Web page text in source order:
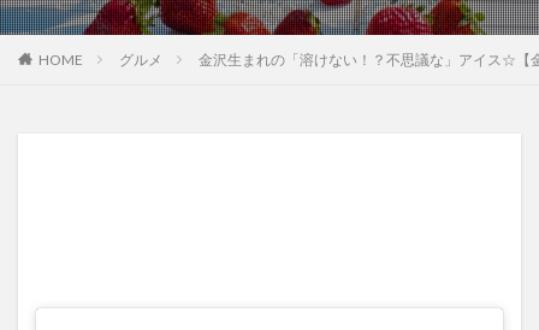
HOME グルメ 金沢生まれの「溶けない！？不思議な」アイス☆【